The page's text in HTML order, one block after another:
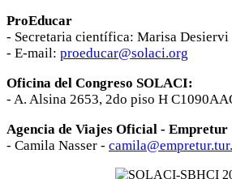
ProEducar
- Secretaria científica: Marisa Desiervi
- E-mail: proeducar@solaci.org
Oficina del Congreso SOLACI:
- A. Alsina 2653, 2do piso H
Agencia de Viajes Oficial - Empretur
- Camila Nasser -